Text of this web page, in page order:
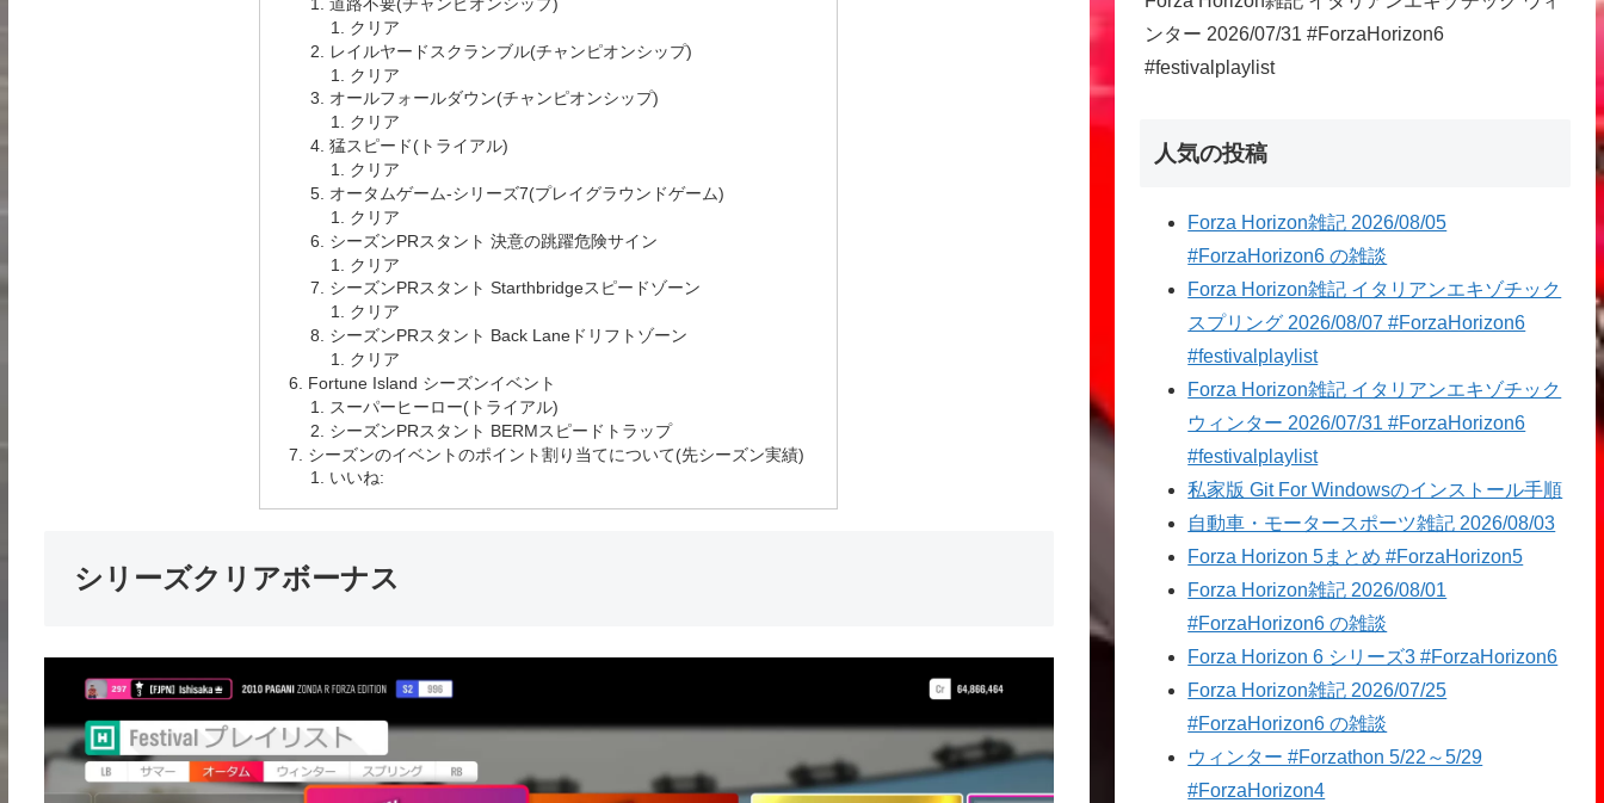
クリア
レイルヤードスクランブル(チャンピオンシップ)
クリア
オールフォールダウン(チャンピオンシップ)
クリア
猛スピード(トライアル)
クリア
オータムゲーム-シリーズ7(プレイグラウンドゲーム)
クリア
シーズンPRスタント 決意の跳躍危険サイン
クリア
シーズンPRスタント Starthbridgeスピードゾーン
クリア
シーズンPRスタント Back Laneドリフトゾーン
クリア
Fortune Island シーズンイベント
スーパーヒーロー(トライアル)
シーズンPRスタント BERMスピードトラップ
シーズンのイベントのポイント割り当てについて(先シーズン実績)
いいね:
シリーズクリアボーナス
ンター 2026/07/31 #ForzaHorizon6
#festivalplaylist
人気の投稿
Forza Horizon雑記 2026/08/05
#ForzaHorizon6 の雑談
Forza Horizon雑記 イタリアンエキゾチック
スプリング 2026/08/07 #ForzaHorizon6
#festivalplaylist
Forza Horizon雑記 イタリアンエキゾチック
ウィンター 2026/07/31 #ForzaHorizon6
#festivalplaylist
私家版 Git For Windowsのインストール手順
自動車・モータースポーツ雑記 2026/08/03
Forza Horizon 5まとめ #ForzaHorizon5
Forza Horizon雑記 2026/08/01
#ForzaHorizon6 の雑談
Forza Horizon 6 シリーズ3 #ForzaHorizon6
Forza Horizon雑記 2026/07/25
#ForzaHorizon6 の雑談
ウィンター #Forzathon 5/22～5/29
#ForzaHorizon4